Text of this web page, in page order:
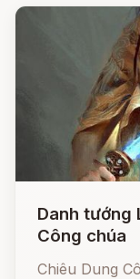
Danh tướng
Công chúa
Chiêu Dung